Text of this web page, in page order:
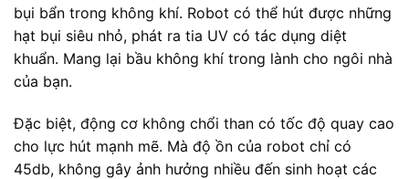
bụi bẩn trong không khí. Robot có thể hút được những
hạt bụi siêu nhỏ, phát ra tia UV có tác dụng diệt
khuẩn. Mang lại bầu không khí trong lành cho ngôi nhà
của bạn.
Đặc biệt, động cơ không chổi than có tốc độ quay cao
cho lực hút mạnh mẽ. Mà độ ồn của robot chỉ có
45db, không gây ảnh hưởng nhiều đến sinh hoạt các